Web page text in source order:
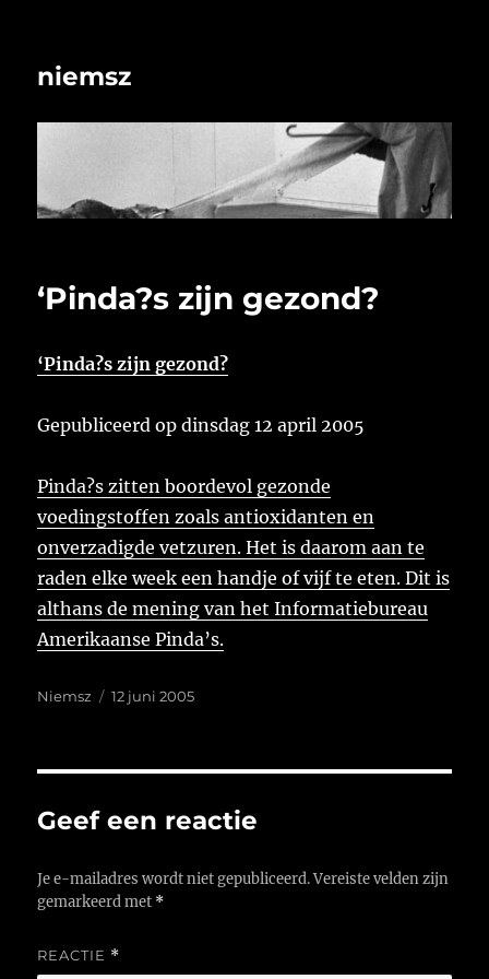
niemsz
‘Pinda?s zijn gezond?
‘Pinda?s zijn gezond?
Gepubliceerd op dinsdag 12 april 2005
Pinda?s zitten boordevol gezonde
voedingstoffen zoals antioxidanten en
onverzadigde vetzuren. Het is daarom aan te
raden elke week een handje of vijf te eten. Dit is
althans de mening van het Informatiebureau
Amerikaanse Pinda’s.
Auteur
Niemsz
Geplaatst
12 juni 2005
Geef een reactie
Je e-mailadres wordt niet gepubliceerd. Vereiste velden zijn
gemarkeerd met *
REACTIE *